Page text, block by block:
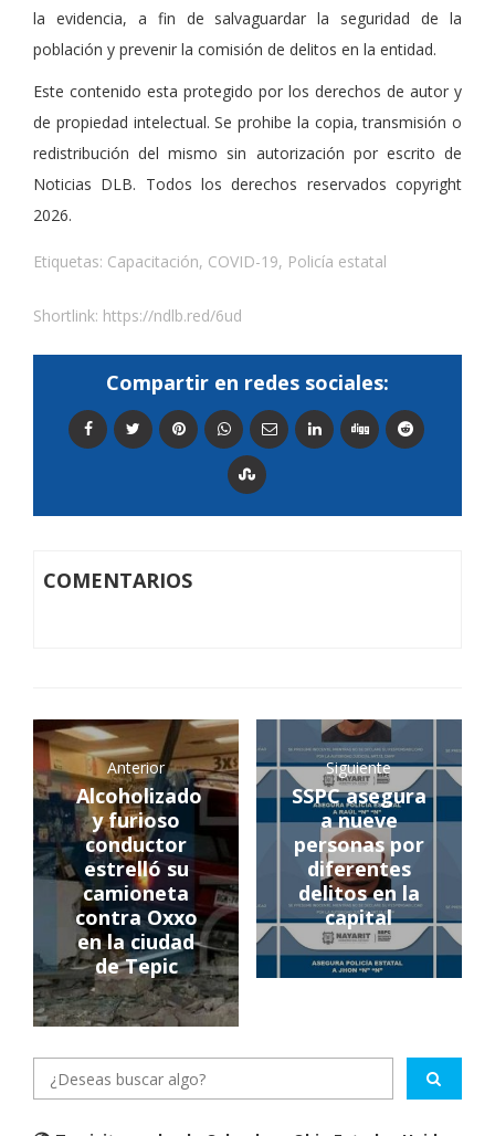
la evidencia, a fin de salvaguardar la seguridad de la
población y prevenir la comisión de delitos en la entidad.
Este contenido esta protegido por los derechos de autor y
de propiedad intelectual. Se prohibe la copia, transmisión o
redistribución del mismo sin autorización por escrito de
Noticias DLB. Todos los derechos reservados copyright
2026.
Etiquetas: Capacitación, COVID-19, Policía estatal
Shortlink: https://ndlb.red/6ud
Compartir en redes sociales:
COMENTARIOS
Anterior
Alcoholizado
y furioso
conductor
estrelló su
camioneta
contra Oxxo
en la ciudad
de Tepic
Siguiente
SSPC asegura
a nueve
personas por
diferentes
delitos en la
capital